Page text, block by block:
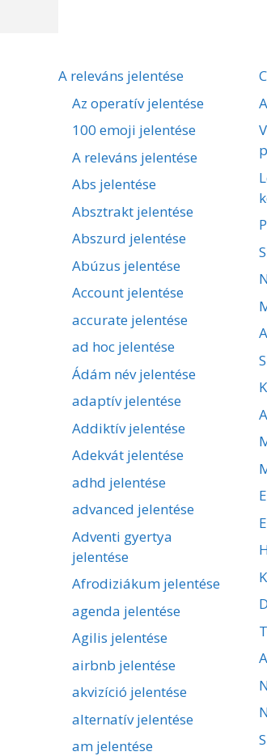
A releváns jelentése
Az operatív jelentése
100 emoji jelentése
A releváns jelentése
Abs jelentése
Absztrakt jelentése
Abszurd jelentése
Abúzus jelentése
Account jelentése
accurate jelentése
ad hoc jelentése
Ádám név jelentése
adaptív jelentése
Addiktív jelentése
Adekvát jelentése
adhd jelentése
advanced jelentése
Adventi gyertya
jelentése
Afrodiziákum jelentése
agenda jelentése
Agilis jelentése
airbnb jelentése
akvizíció jelentése
alternatív jelentése
am jelentése